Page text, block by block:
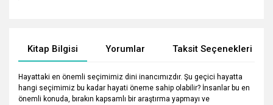
Kitap Bilgisi Yorumlar Taksit Seçenekleri
Hayattaki en önemli seçimimiz dini inancımızdır. Şu geçici hayatta
hangi seçimimiz bu kadar hayati öneme sahip olabilir? İnsanlar bu en
önemli konuda, bırakın kapsamlı bir araştırma yapmayı ve